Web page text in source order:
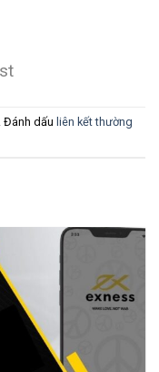
. Đánh dấu liên kết thường